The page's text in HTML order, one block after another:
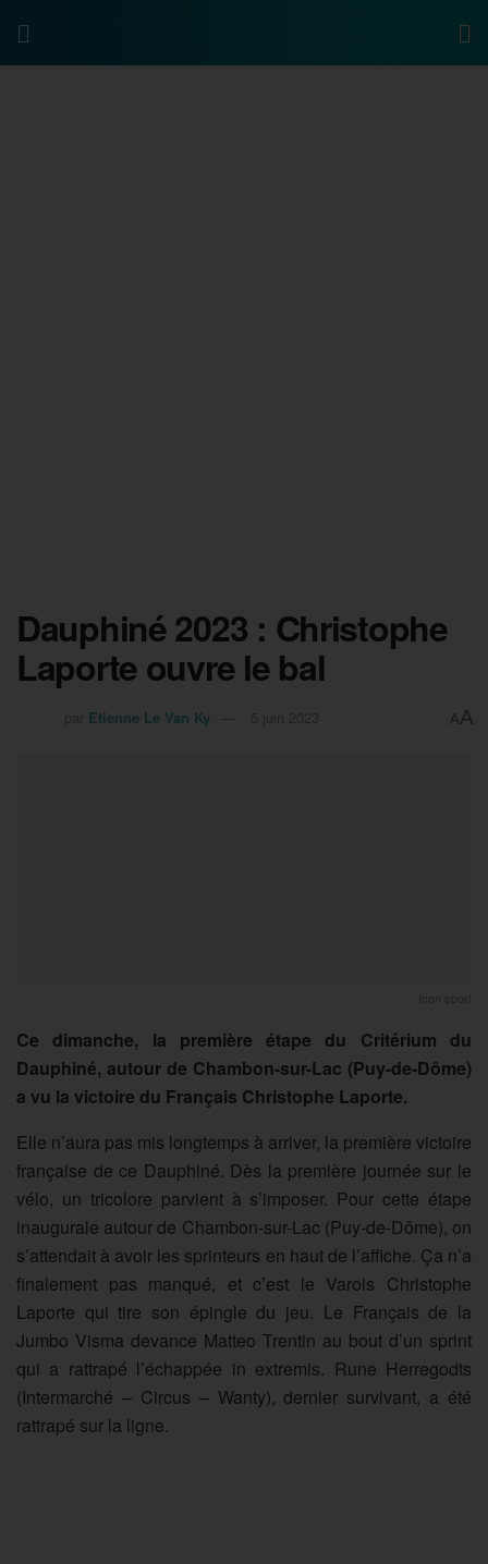
Dauphiné 2023 : Christophe
Laporte ouvre le bal
Etienne Le Van Ky AA
Ce dimanche, la première étape du Critérium du
Dauphiné, autour de Chambon-sur-Lac (Puy-de-Dôme)
a vu la victoire du Français Christophe Laporte.
Elle n’aura pas mis longtemps à arriver, la première victoire
française de ce Dauphiné. Dès la première journée sur le
vélo, un tricolore parvient à s’imposer. Pour cette étape
inaugurale autour de Chambon-sur-Lac (Puy-de-Dôme), on
s’attendait à avoir les sprinteurs en haut de l’affiche. Ça n’a
finalement pas manqué, et c’est le Varois Christophe
Laporte qui tire son épingle du jeu. Le Français de la
Jumbo Visma devance Matteo Trentin au bout d’un sprint
qui a rattrapé l’échappée in extremis. Rune Herregodts
(Intermarché – Circus – Wanty), dernier survivant, a été
rattrapé sur la ligne.